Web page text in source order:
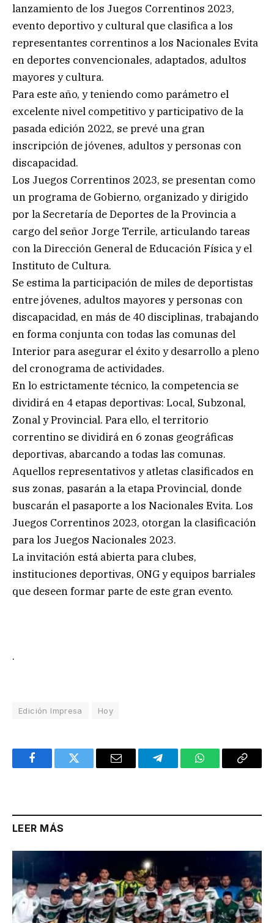
lanzamiento de los Juegos Correntinos 2023,
evento deportivo y cultural que clasifica a los
representantes correntinos a los Nacionales Evita
en deportes convencionales, adaptados, adultos
mayores y cultura.
Para este año, y teniendo como parámetro el
excelente nivel competitivo y participativo de la
pasada edición 2022, se prevé una gran
inscripción de jóvenes, adultos y personas con
discapacidad.
Los Juegos Correntinos 2023, se presentan como
un programa de Gobierno, organizado y dirigido
por la Secretaría de Deportes de la Provincia a
cargo del señor Jorge Terrile, articulando tareas
con la Dirección General de Educación Física y el
Instituto de Cultura.
Se estima la participación de miles de deportistas
entre jóvenes, adultos mayores y personas con
discapacidad, en más de 40 disciplinas, trabajando
en forma conjunta con todas las comunas del
Interior para asegurar el éxito y desarrollo a pleno
del cronograma de actividades.
En lo estrictamente técnico, la competencia se
dividirá en 4 etapas deportivas: Local, Subzonal,
Zonal y Provincial. Para ello, el territorio
correntino se dividirá en 6 zonas geográficas
deportivas, abarcando a todas las comunas.
Aquellos representativos y atletas clasificados en
sus zonas, pasarán a la etapa Provincial, donde
buscarán el pasaporte a los Nacionales Evita. Los
Juegos Correntinos 2023, otorgan la clasificación
para los Juegos Nacionales 2023.
La invitación está abierta para clubes,
instituciones deportivas, ONG y equipos barriales
que deseen formar parte de este gran evento.
.
Edición Impresa Hoy
FacebookTwitter Email TelegramWhatsAppCopy
LEER MÁS